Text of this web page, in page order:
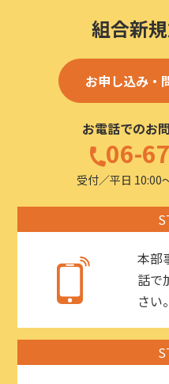
組合新
お申し込み・
お電話でのお
06-
受付／平日 10:00
本部
話で
さい。